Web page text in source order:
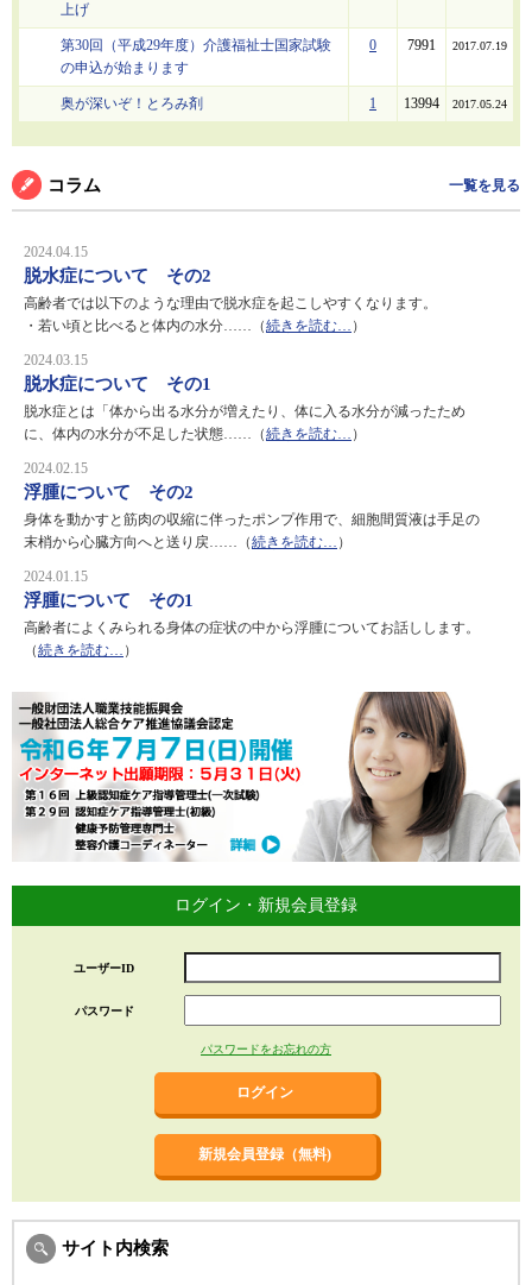
上げ
第30回（平成29年度）介護福祉士国家試験
の申込が始まります
0 7991 2017.07.19
奥が深いぞ！とろみ剤 1 13994 2017.05.24
コラム 一覧を見る
2024.04.15
脱水症について その2
高齢者では以下のような理由で脱水症を起こしやすくなります。
・若い頃と比べると体内の水分……（続きを読む… ）
2024.03.15
脱水症について その1
脱水症とは「体から出る水分が増えたり、体に入る水分が減ったため
に、体内の水分が不足した状態……（続きを読む… ）
2024.02.15
浮腫について その2
身体を動かすと筋肉の収縮に伴ったポンプ作用で、細胞間質液は手足の
末梢から心臓方向へと送り戻……（続きを読む… ）
2024.01.15
浮腫について その1
高齢者によくみられる身体の症状の中から浮腫についてお話しします。
（続きを読む… ）
ログイン・新規会員登録
ユーザーID
パスワード
パスワードをお忘れの方
新規会員登録（無料)
サイト内検索